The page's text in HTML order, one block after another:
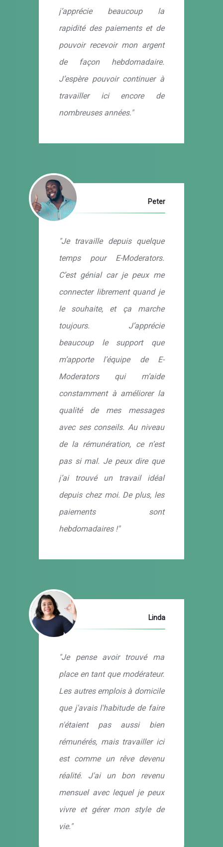
j’apprécie beaucoup la
rapidité des paiements et de
pouvoir recevoir mon argent
de façon hebdomadaire.
J’espère pouvoir continuer à
travailler ici encore de
nombreuses années."
Peter
"Je travaille depuis quelque
temps pour E-Moderators.
C’est génial car je peux me
connecter librement quand je
le souhaite, et ça marche
toujours. J’apprécie
beaucoup le support que
m’apporte l’équipe de E-
Moderators qui m’aide
constamment à améliorer la
qualité de mes messages
avec ses conseils. Au niveau
de la rémunération, ce n’est
pas si mal. Je peux dire que
j’ai trouvé un travail idéal
depuis chez moi. De plus, les
paiements sont
hebdomadaires !"
Linda
"Je pense avoir trouvé ma
place en tant que modérateur.
Les autres emplois à domicile
que j'avais l'habitude de faire
n'étaient pas aussi bien
rémunérés, mais travailler ici
est comme un rêve devenu
réalité. J'ai un bon revenu
mensuel avec lequel je peux
vivre et gérer mon style de
vie."